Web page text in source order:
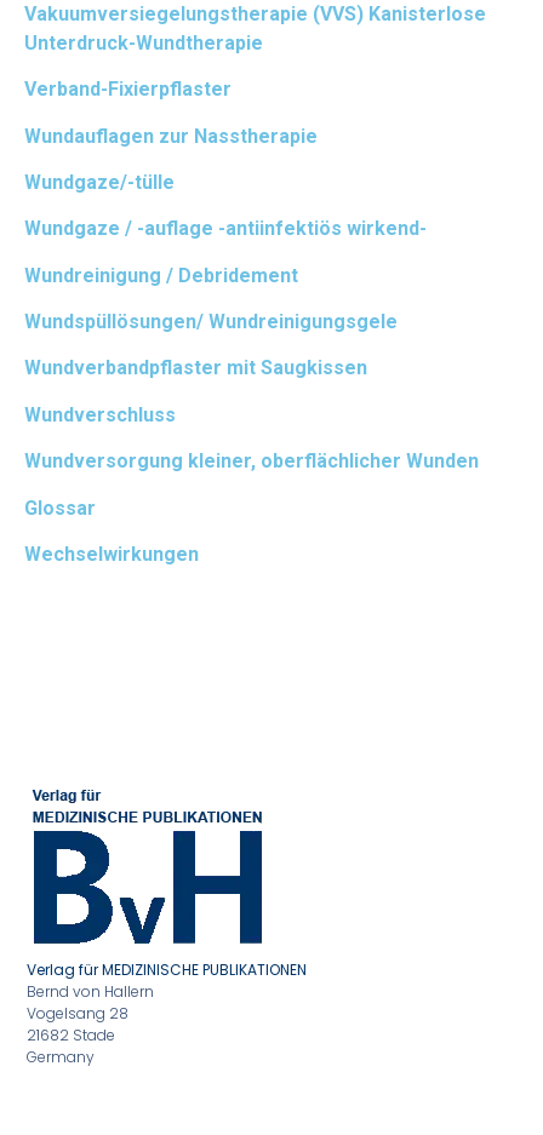
Vakuumversiegelungstherapie (VVS) Kanisterlose
Unterdruck-Wundtherapie
Verband-Fixierpflaster
Wundauflagen zur Nasstherapie
Wundgaze/-tülle
Wundgaze / -auflage -antiinfektiös wirkend-
Wundreinigung / Debridement
Wundspüllösungen/ Wundreinigungsgele
Wundverbandpflaster mit Saugkissen
Wundverschluss
Wundversorgung kleiner, oberflächlicher Wunden
Glossar
Wechselwirkungen
Verlag für MEDIZINISCHE PUBLIKATIONEN
Bernd von Hallern
Vogelsang 28
21682 Stade
Germany